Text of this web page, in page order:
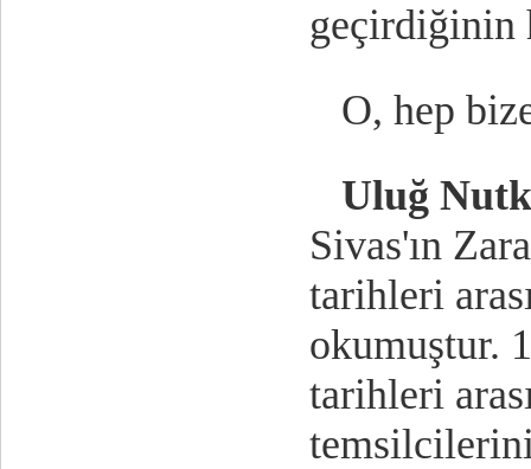
geçirdiğinin
O, hep
Uluğ
Sivas'ın
tarihleri
okumuştur.
tarihleri